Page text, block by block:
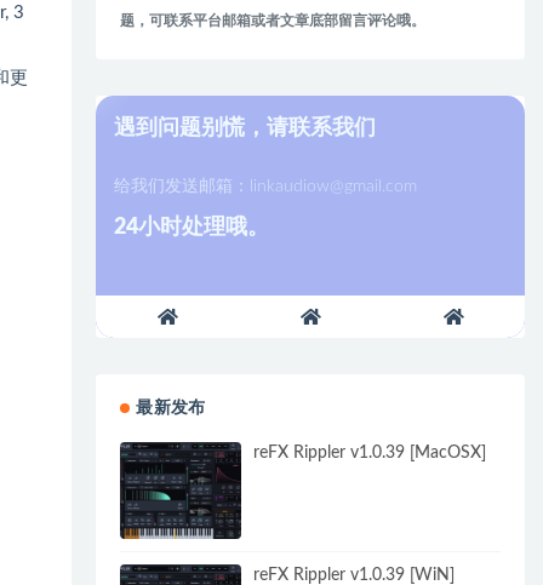
3
更
题，可联系平台邮箱或者文章底部留言评论哦。
遇到问题别慌，请联系我们
给我们发送邮箱： linkaudiow@gmail.com
24小时处理哦。
最新发布
reFX Rippler v1.0.39 [MacOSX]
reFX Rippler v1.0.39 [WiN]